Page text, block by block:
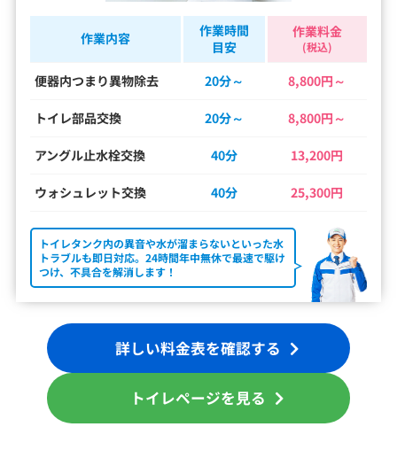
作業内容
作業時間
目安
作業料金
(税込)
便器内つまり異物除去 20分～ 8,800円～
トイレ部品交換 20分～ 8,800円～
アングル止水栓交換 40分 13,200円
ウォシュレット交換 40分 25,300円
トイレタンク内の異音や水が溜まらないといった水
トラブルも即日対応。24時間年中無休で最速で駆け
つけ、不具合を解消します！
詳しい料金表を確認する
トイレページを見る